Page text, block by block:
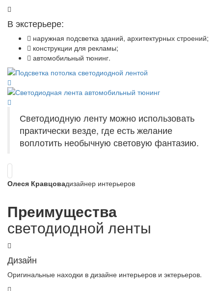
В экстерьере:
наружная подсветка зданий, архитектурных строений;
конструкции для рекламы;
автомобильный тюнинг.
Светодиодную ленту можно использовать
практически везде, где есть желание
воплотить необычную световую фантазию.
Олеся Кравцовадизайнер интерьеров
Преимущества
светодиодной ленты
Дизайн
Оригинальные находки в дизайне интерьеров и эктерьеров.